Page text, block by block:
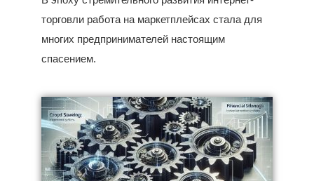
торговли работа на маркетплейсах стала для
многих предпринимателей настоящим
спасением.